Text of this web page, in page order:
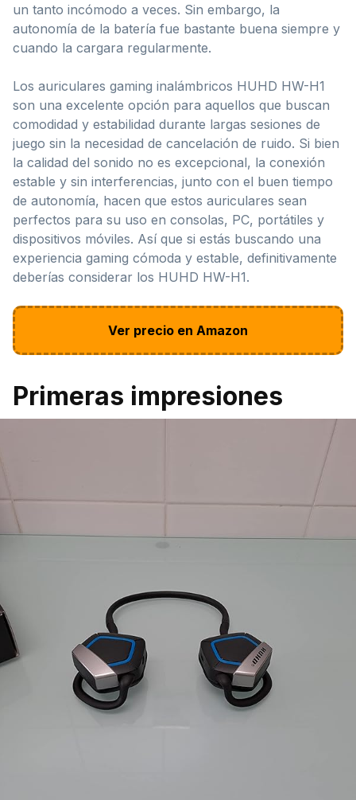
un tanto incómodo a veces. Sin embargo, la
autonomía de la batería fue bastante buena siempre y
cuando la cargara regularmente.
Los auriculares gaming inalámbricos HUHD HW-H1
son una excelente opción para aquellos que buscan
comodidad y estabilidad durante largas sesiones de
juego sin la necesidad de cancelación de ruido. Si bien
la calidad del sonido no es excepcional, la conexión
estable y sin interferencias, junto con el buen tiempo
de autonomía, hacen que estos auriculares sean
perfectos para su uso en consolas, PC, portátiles y
dispositivos móviles. Así que si estás buscando una
experiencia gaming cómoda y estable, definitivamente
deberías considerar los HUHD HW-H1.
Ver precio en Amazon
Primeras impresiones